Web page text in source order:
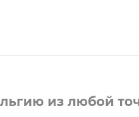
из любой